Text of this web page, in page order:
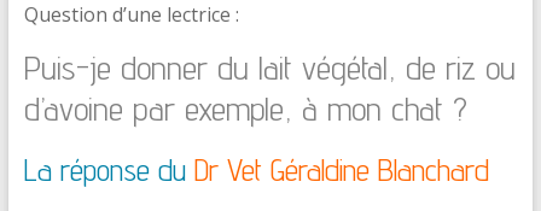
Question d’une lectrice :
Puis-je donner du lait végétal, de riz ou
d’avoine par exemple, à mon chat ?
La réponse du Dr Vet Géraldine Blanchard